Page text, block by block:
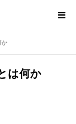
か
は何か